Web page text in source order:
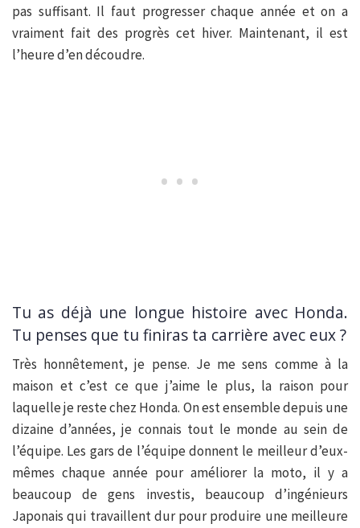
pas suffisant. Il faut progresser chaque année et on a
vraiment fait des progrès cet hiver. Maintenant, il est
l’heure d’en découdre.
Tu as déjà une longue histoire avec Honda.
Tu penses que tu finiras ta carrière avec eux ?
Très honnêtement, je pense. Je me sens comme à la
maison et c’est ce que j’aime le plus, la raison pour
laquelle je reste chez Honda. On est ensemble depuis une
dizaine d’années, je connais tout le monde au sein de
l’équipe. Les gars de l’équipe donnent le meilleur d’eux-
mêmes chaque année pour améliorer la moto, il y a
beaucoup de gens investis, beaucoup d’ingénieurs
Japonais qui travaillent dur pour produire une meilleure